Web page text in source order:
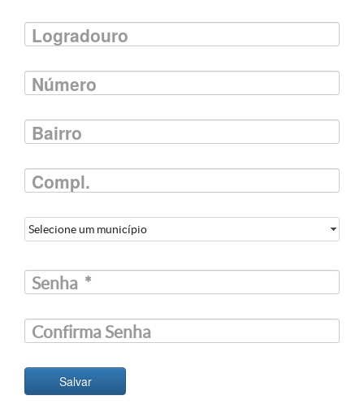
Logradouro
Número
Bairro
Compl.
Selecione um município
Senha *
Confirma Senha
Salvar